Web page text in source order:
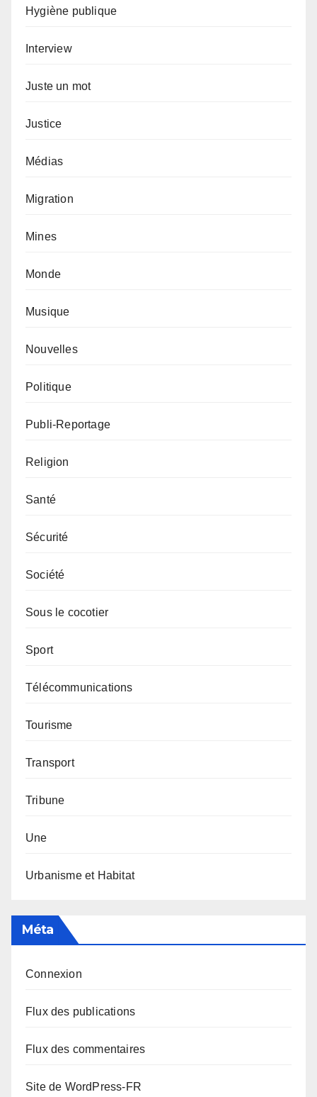
Hygiène publique
Interview
Juste un mot
Justice
Médias
Migration
Mines
Monde
Musique
Nouvelles
Politique
Publi-Reportage
Religion
Santé
Sécurité
Société
Sous le cocotier
Sport
Télécommunications
Tourisme
Transport
Tribune
Une
Urbanisme et Habitat
Méta
Connexion
Flux des publications
Flux des commentaires
Site de WordPress-FR